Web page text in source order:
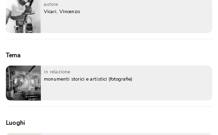
autore
Vicari, Vincenzo
Tema
in relazione
monumenti storici e artistici (fotografie)
Luoghi